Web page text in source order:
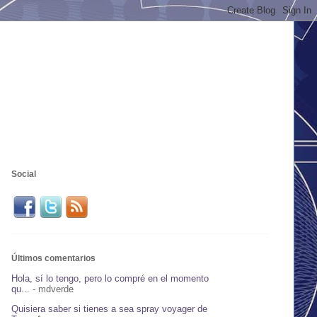
Social
Últimos comentarios
Hola, sí lo tengo, pero lo compré en el momento
qu...
- mdverde
Quisiera saber si tienes a sea spray voyager de